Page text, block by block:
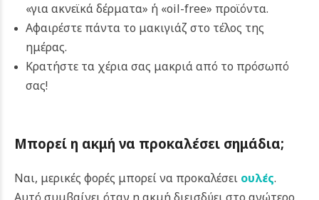
«για ακνεϊκά δέρματα» ή «oil-free» προϊόντα.
Αφαιρέστε πάντα το μακιγιάζ στο τέλος της
ημέρας.
Κρατήστε τα χέρια σας μακριά από το πρόσωπό
σας!
Μπορεί η ακμή να προκαλέσει σημάδια;
Ναι, μερικές φορές μπορεί να προκαλέσει ουλές.